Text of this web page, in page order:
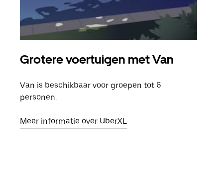
Grotere voertuigen met Van
Van is beschikbaar voor groepen tot 6
personen.
Meer informatie over UberXL